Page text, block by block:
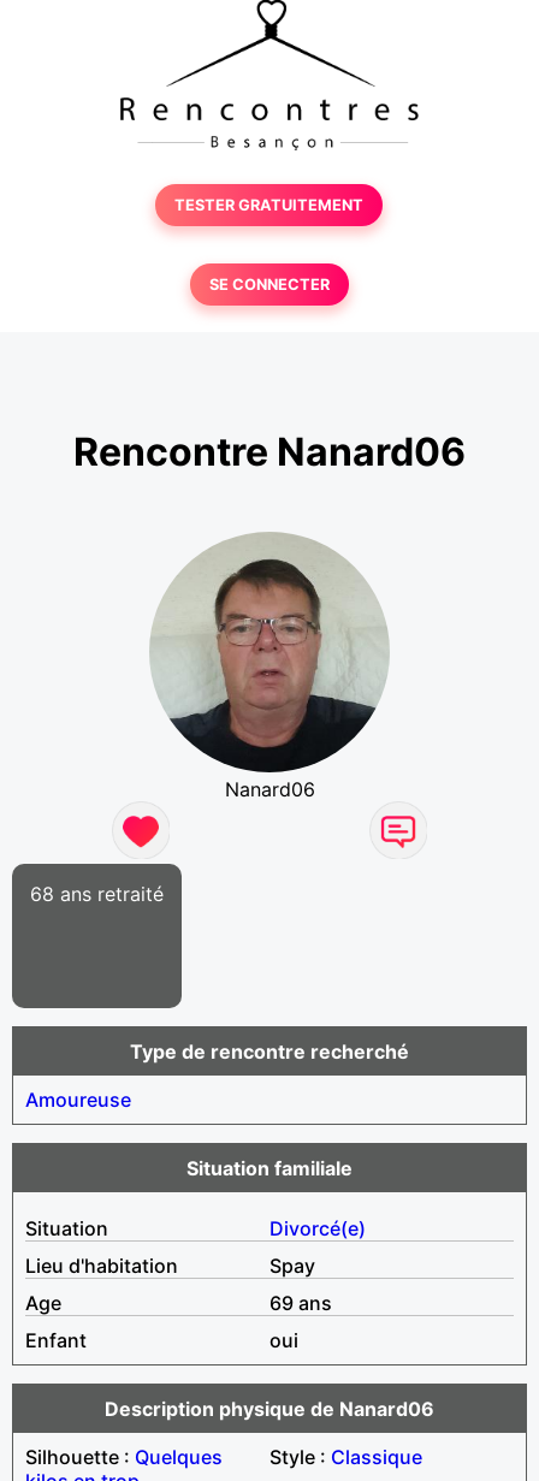
TESTER GRATUITEMENT
SE CONNECTER
Rencontre Nanard06
Nanard06
68 ans retraité
Type de rencontre recherché
Amoureuse
Situation familiale
Situation
Divorcé(e)
Lieu d'habitation
Spay
Age
69 ans
Enfant
oui
Description physique de Nanard06
Silhouette : Quelques
Style : Classique